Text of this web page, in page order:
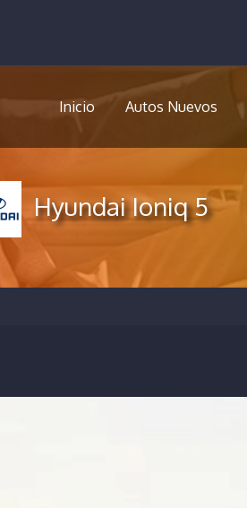
Inicio Autos Nuevos
Hyundai Ioniq 5